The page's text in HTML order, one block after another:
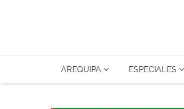
AREQUIPA ESPECIALES